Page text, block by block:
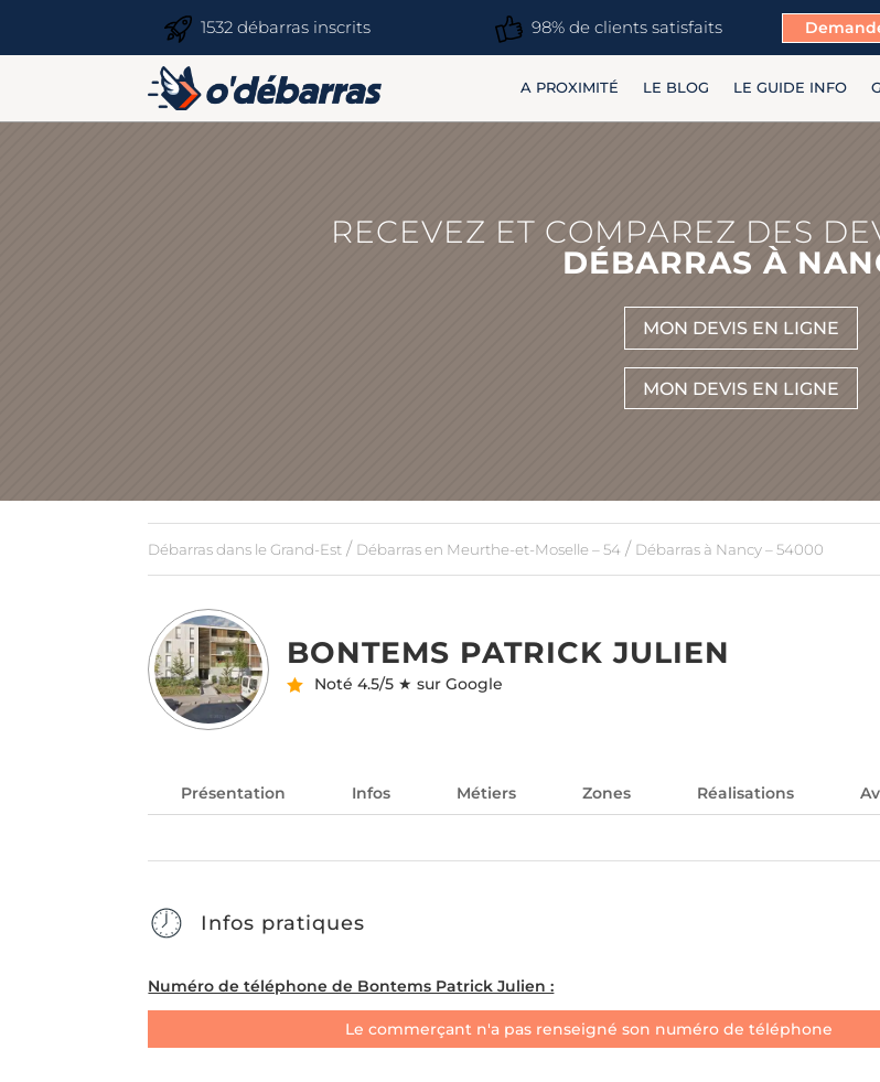
1532 débarras inscrits 98% de clients satisfaits
A PROXIMITÉ LE BLOG LE GUIDE INFO
RECEVEZ ET COMPAREZ DES
DÉBARRAS À
MON DEVIS EN LIGNE
MON DEVIS EN LIGNE
Débarras dans le Grand-Est / Débarras en Meurthe-et-Moselle – 54 / Débarras à Nancy – 54000
BONTEMS PATRICK JULIEN
Noté4.5/5 ★ sur Google
Présentation Infos Métiers Zones Réalisations
Infos pratiques
Numéro de téléphone de Bontems Patrick Julien :
Le commerçant n'a pas renseigné son numéro de téléphone